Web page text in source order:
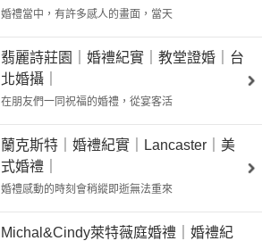
婚禮當中，有許多感人的畫面，當天
翡麗詩莊園｜婚禮紀實｜教堂證婚｜台
北婚攝｜
在朋友們一同祝福的婚禮，從宴客活
蘭克斯特｜婚禮紀實｜Lancaster｜美
式婚禮｜
婚禮感動的時刻會稍縱即逝無法重來
Michal&Cindy萊特薇庭婚禮｜婚禮紀